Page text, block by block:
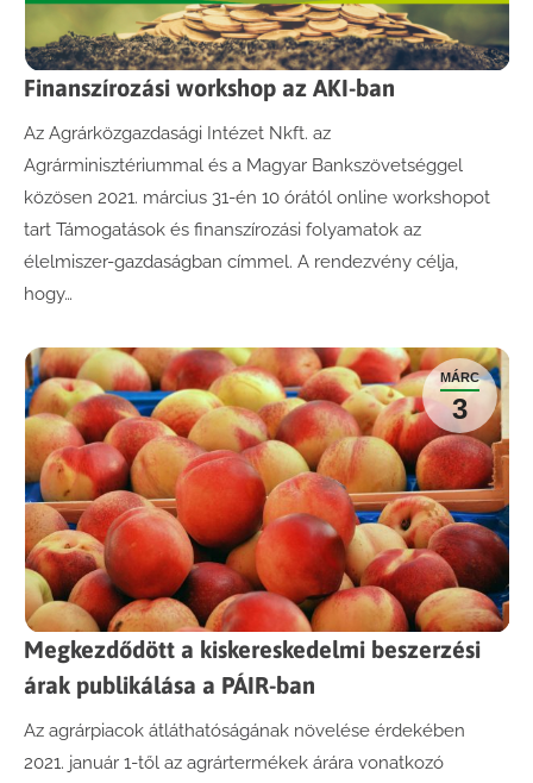
Finanszírozási workshop az AKI-ban
Az Agrárközgazdasági Intézet Nkft. az
Agrárminisztériummal és a Magyar Bankszövetséggel
közösen 2021. március 31-én 10 órától online workshopot
tart Támogatások és finanszírozási folyamatok az
élelmiszer-gazdaságban címmel. A rendezvény célja,
hogy…
MÁRC
3
Megkezdődött a kiskereskedelmi beszerzési
árak publikálása a PÁIR-ban
Az agrárpiacok átláthatóságának növelése érdekében
2021. január 1-től az agrártermékek árára vonatkozó